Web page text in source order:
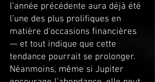
l’année précédente aura déjà été
l’une des plus prolifiques en
matière d’occasions financières
— et tout indique que cette
tendance pourrait se prolonger.
Néanmoins, même si Jupiter